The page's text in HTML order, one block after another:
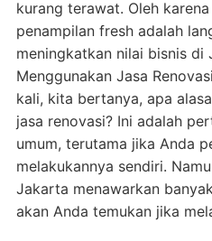
kurang terawat. Oleh
penampilan fresh adalah
meningkatkan nilai bisnis di
Menggunakan Jasa
kali, kita bertanya, apa
jasa renovasi? Ini adalah
umum, terutama jika Anda
melakukannya sendiri.
Jakarta menawarkan
akan Anda temukan jika